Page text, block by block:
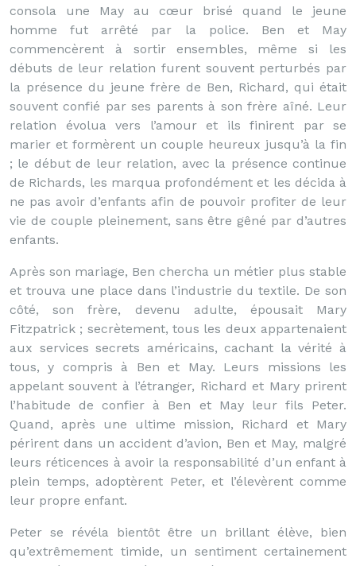
consola une May au cœur brisé quand le jeune
homme fut arrêté par la police. Ben et May
commencèrent à sortir ensembles, même si les
débuts de leur relation furent souvent perturbés par
la présence du jeune frère de Ben, Richard, qui était
souvent confié par ses parents à son frère aîné. Leur
relation évolua vers l’amour et ils finirent par se
marier et formèrent un couple heureux jusqu’à la fin
; le début de leur relation, avec la présence continue
de Richards, les marqua profondément et les décida à
ne pas avoir d’enfants afin de pouvoir profiter de leur
vie de couple pleinement, sans être gêné par d’autres
enfants.
Après son mariage, Ben chercha un métier plus stable
et trouva une place dans l’industrie du textile. De son
côté, son frère, devenu adulte, épousait Mary
Fitzpatrick ; secrètement, tous les deux appartenaient
aux services secrets américains, cachant la vérité à
tous, y compris à Ben et May. Leurs missions les
appelant souvent à l’étranger, Richard et Mary prirent
l’habitude de confier à Ben et May leur fils Peter.
Quand, après une ultime mission, Richard et Mary
périrent dans un accident d’avion, Ben et May, malgré
leurs réticences à avoir la responsabilité d’un enfant à
plein temps, adoptèrent Peter, et l’élevèrent comme
leur propre enfant.
Peter se révéla bientôt être un brillant élève, bien
qu’extrêmement timide, un sentiment certainement